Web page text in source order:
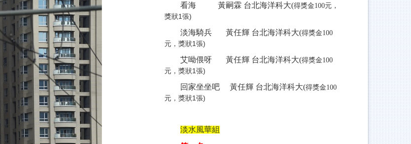
看海 黃嗣霖 台北海洋科大(得獎金100元，
獎狀1張)
淡海騎兵 黃任輝 台北海洋科大(得獎金100
元，獎狀1張)
艾呦偎呀 黃任輝 台北海洋科大(得獎金100
元，獎狀1張)
回家坐坐吧 黃任輝 台北海洋科大(得獎金100
元，獎狀1張)
淡水風華組